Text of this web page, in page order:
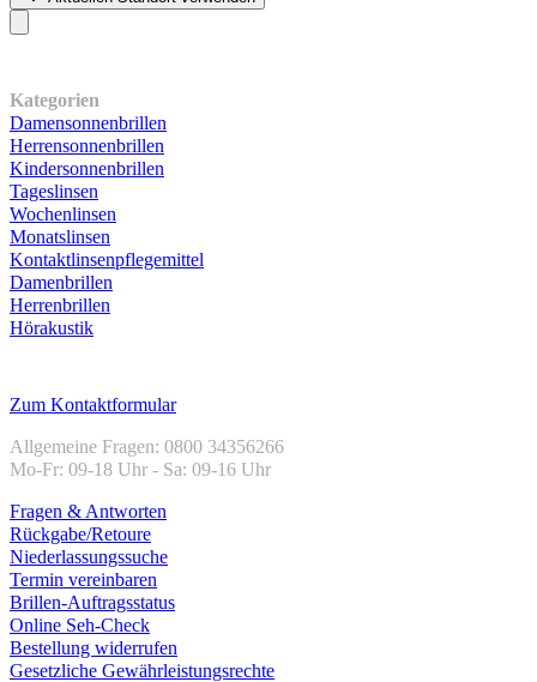
Kategorien
Damensonnenbrillen
Herrensonnenbrillen
Kindersonnenbrillen
Tageslinsen
Wochenlinsen
Monatslinsen
Kontaktlinsenpflegemittel
Damenbrillen
Herrenbrillen
Hörakustik
Zum Kontaktformular
Allgemeine Fragen: 0800 34356266
Mo-Fr: 09-18 Uhr - Sa: 09-16 Uhr
Fragen & Antworten
Rückgabe/Retoure
Niederlassungssuche
Termin vereinbaren
Brillen-Auftragsstatus
Online Seh-Check
Bestellung widerrufen
Gesetzliche Gewährleistungsrechte